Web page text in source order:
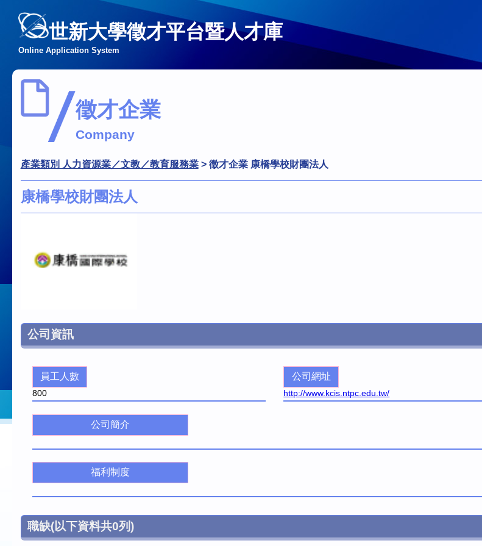
世新大學徵才平台暨人才庫
Online Application System
徵才企業
Company
產業類別 人力資源業／文教／教育服務業> 徵才企業 康橋學校財團法人
康橋學校財團法人
公司資訊
員工人數
800
公司網址
http://www.kcis.ntpc.edu.tw/
公司簡介
福利制度
職缺(以下資料共0列)